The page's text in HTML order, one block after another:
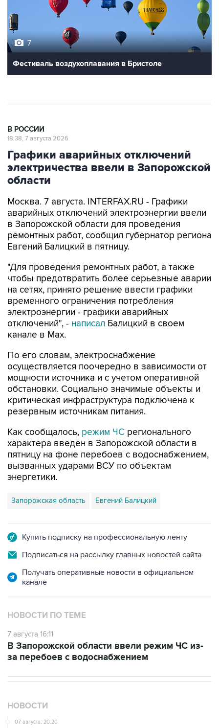
7
Фестиваль воздухоплавания в Бристоле
В РОССИИ
18:38, 7 августа 2026
Графики аварийных отключений
электричества ввели в Запорожской
области
Москва. 7 августа. INTERFAX.RU - Графики
аварийных отключений электроэнергии ввели
в Запорожской области для проведения
ремонтных работ, сообщил губернатор региона
Евгений Балицкий в пятницу.
"Для проведения ремонтных работ, а также
чтобы предотвратить более серьезные аварии
на сетях, принято решение ввести графики
временного ограничения потребления
электроэнергии - графики аварийных
отключений", - написал Балицкий в своем
канале в Max.
По его словам, электроснабжение
осуществляется поочередно в зависимости от
мощности источника и с учетом оперативной
обстановки. Социально значимые объекты и
критическая инфраструктура подключена к
резервным источникам питания.
Как сообщалось, режим ЧС регионального
характера введен в Запорожской области в
пятницу на фоне перебоев с водоснабжением,
вызванных ударами ВСУ по объектам
энергетики.
Запорожская область Евгений Балицкий
Купить подписку на профессиональную ленту
Подписаться на рассылку главных новостей сайта
Получать оперативные новости в официальном
канале
НОВОСТИ ПО ТЕМЕ
7 августа 16:11
В Запорожской области ввели режим ЧС из-
за перебоев с водоснабжением
НОВОСТИ
07 августа, 20:20